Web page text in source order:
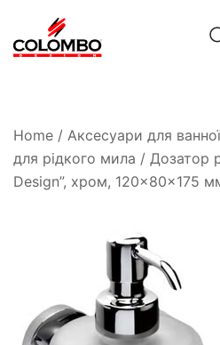
Home / Аксесуари для
для рідкого мила / Дозатор
Design”, хром, 120×80×175